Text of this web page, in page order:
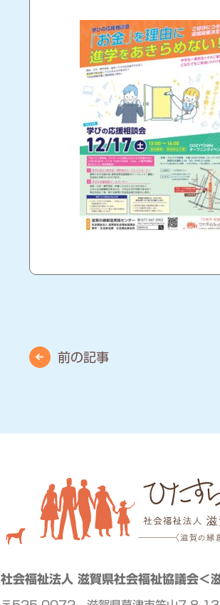
前の記事
社会福祉法人 滋賀県社会福祉協議会＜